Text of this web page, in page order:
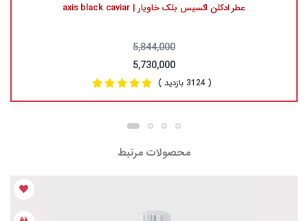
عطر ادکلن اکسیس بلک خاویار | axis black caviar
5,844,000
5,730,000
( 3124 بازدید )
محصولات مرتبط